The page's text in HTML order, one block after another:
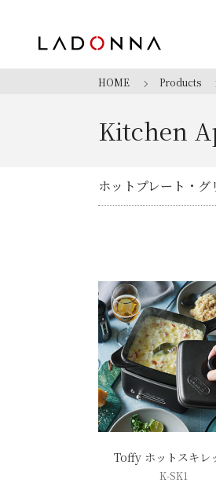
HOME Products
Kitchen
ホットプレート・グ
Toffy ホットスキレ
K-SK1